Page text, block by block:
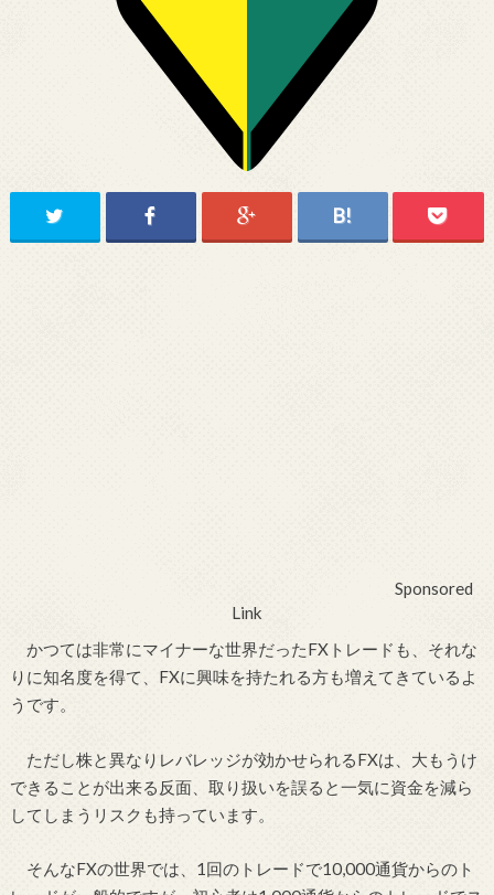
Sponsored
Link
かつては非常にマイナーな世界だったFXトレードも、それな
りに知名度を得て、FXに興味を持たれる方も増えてきているよ
うです。
ただし株と異なりレバレッジが効かせられるFXは、大もうけ
できることが出来る反面、取り扱いを誤ると一気に資金を減ら
してしまうリスクも持っています。
そんなFXの世界では、1回のトレードで10,000通貨からのト